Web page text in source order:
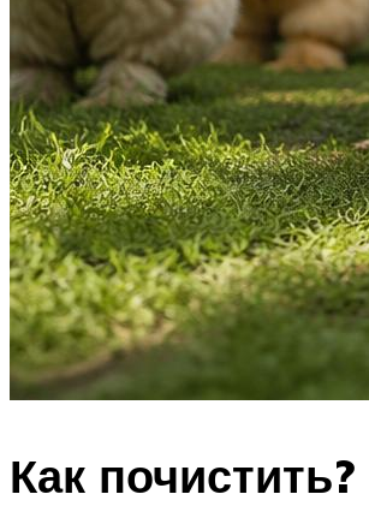
Как почистить?